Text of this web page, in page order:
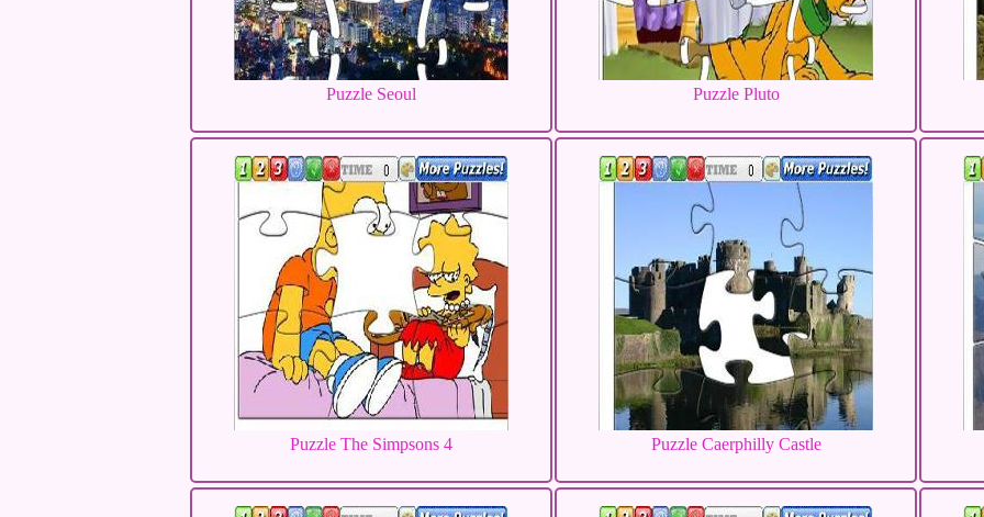
Puzzle Seoul Puzzle Pluto
Puzzle The Simpsons 4 Puzzle Caerphilly Castle